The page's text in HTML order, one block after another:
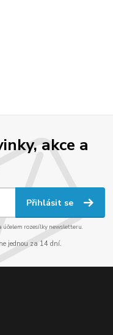
akce a
Přihlásit se
účelem rozesílky newsletteru.
jednou za 14 dní.